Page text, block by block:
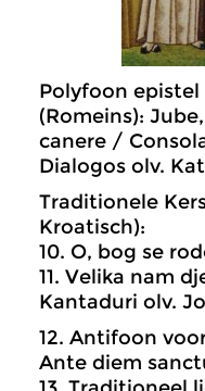
Polyfoon
(Romeins):
canere /
Dialogos olv.
Traditionele
Kroatisch):
10. O, bog se
11. Velika nam
Kantaduri olv.
12. Antifoon
Ante diem